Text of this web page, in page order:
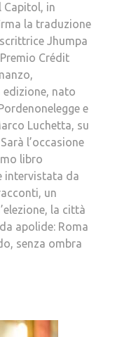
Capitol, in
la traduzione
Jhumpa
Crédit
nato
e
Luchetta, su
l’occasione
libro
intervistata da
un
la città
apolide: Roma
senza ombra